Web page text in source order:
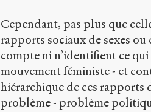
Cependant, pas plus que
rapports sociaux de sexes
compte ni n’identifient ce
mouvement féministe - et
hiérarchique de ces rapports
problème - problème